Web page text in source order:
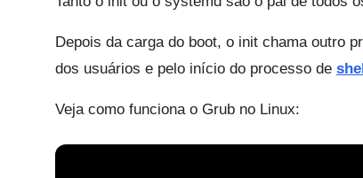
Depois da carga do boot, o init chama outro
dos usuários e pelo início do processo de
Veja como funciona o Grub no Linux: